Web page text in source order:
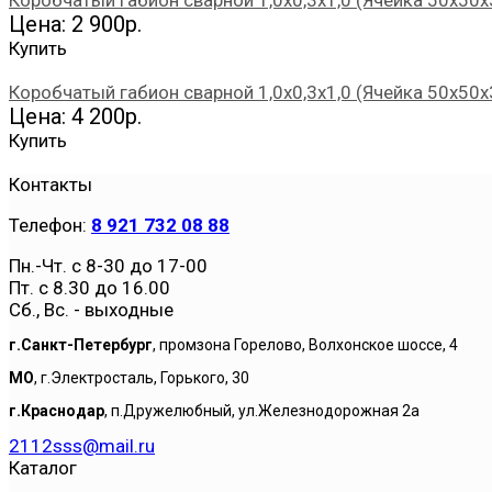
Цена: 2 900р.
Купить
Коробчатый габион сварной 1,0х0,3х1,0 (Ячейка
Цена: 4 200р.
Купить
Контакты
Телефон: 8 921 732 08 88
Пн.-Чт. с 8-30 до 17-00
Пт. с 8.30 до 16.00
Сб., Вс. - выходные
г.Санкт-Петербург, промзона Горелово, Волхонское шоссе, 4
МО, г.Электросталь, Горького, 30
г.Краснодар, п.Дружелюбный, ул.Железнодорожная 2а
2112sss@mail.ru
Каталог